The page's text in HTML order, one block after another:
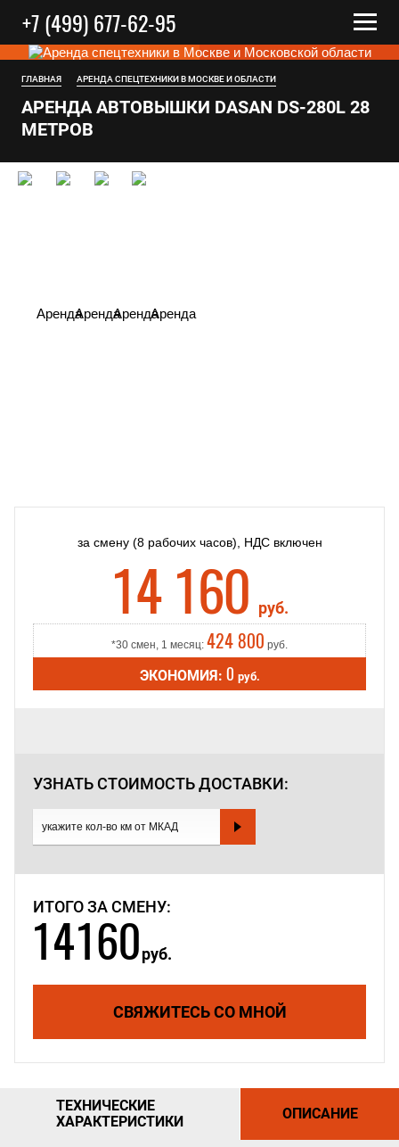
+7 (499) 677-62-95
ГЛАВНАЯ АРЕНДА СПЕЦТЕХНИКИ В МОСКВЕ И ОБЛАСТИ
АРЕНДА АВТОВЫШКИ DASAN DS-280L 28
МЕТРOВ
14 160руб.
за смену (8 рабочих часов), НДС включен
*30 смен, 1 месяц: 424 800 руб.
ЭКОНОМИЯ: 0 руб.
УЗНАТЬ СТОИМОСТЬДОСТАВКИ:
ИТОГО ЗА СМЕНУ:
14160руб.
СВЯЖИТЕСЬ СО МНОЙ
ТЕХНИЧЕСКИЕ
ХАРАКТЕРИСТИКИ
ОПИСАНИЕ